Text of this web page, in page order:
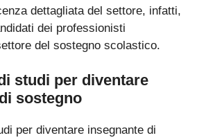
dettagliata del settore, infatti,
dei professionisti
del sostegno scolastico.
studi per diventare
sostegno
per diventare insegnante di